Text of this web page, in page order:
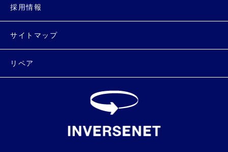
採用情報
サイトマップ
リペア